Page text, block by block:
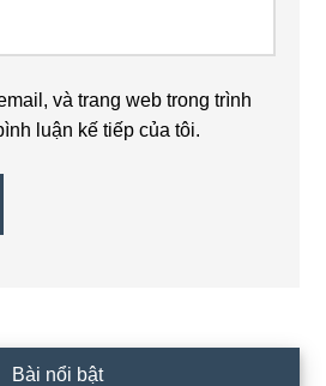
và trang web trong trình
luận kế tiếp của tôi.
Bài nổi bật